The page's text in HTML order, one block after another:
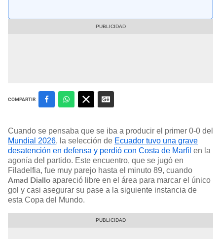
COMPARTIR
Cuando se pensaba que se iba a producir el primer 0-0 del
Mundial 2026, la selección de Ecuador tuvo una grave
desatención en defensa y perdió con Costa de Marfil en la
agonía del partido. Este encuentro, que se jugó en
Filadelfia, fue muy parejo hasta el minuto 89, cuando
Amad Diallo apareció libre en el área para marcar el único
gol y casi asegurar su pase a la siguiente instancia de
esta Copa del Mundo.